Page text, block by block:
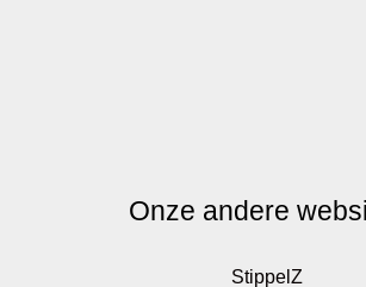
Onze andere
StippelZ